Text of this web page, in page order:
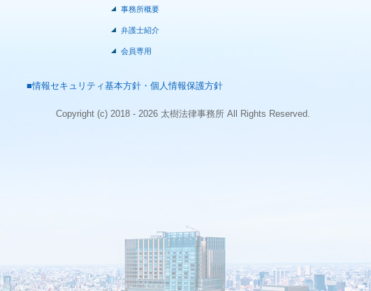
事務所概要
弁護士紹介
会員専用
■情報セキュリティ基本方針・個人情報保護方針
Copyright (c) 2018 - 2026 太樹法律事務所 All Rights Reserved.